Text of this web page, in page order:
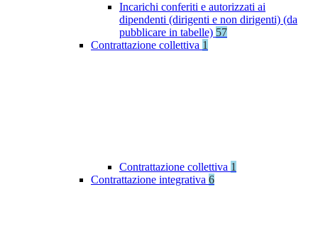
Incarichi conferiti e autorizzati ai
dipendenti (dirigenti e non dirigenti) (da
pubblicare in tabelle) 57
Contrattazione collettiva 1
Contrattazione collettiva 1
Contrattazione integrativa 6